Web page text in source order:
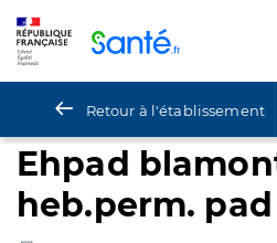
Retour à l'établissement
Ehpad
heb.perm. pad